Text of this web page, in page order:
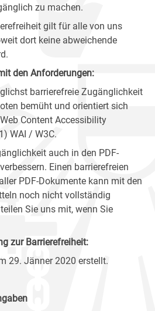
zu machen.
gilt für alle von uns
dort keine abweichende
den Anforderungen:
barrierefreie Zugänglichkeit
bemüht und orientiert sich
Content Accessibility
WAI / W3C.
auch in den PDF-
Einen barrierefreien
PDF-Dokumente kann mit den
noch nicht vollständig
Sie uns mit, wenn Sie
zur Barrierefreiheit:
29. Jänner 2020 erstellt.